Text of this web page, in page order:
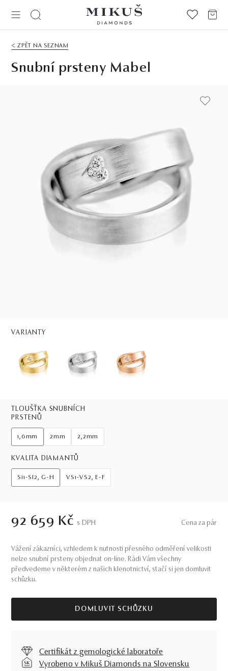
< ZPĚT NA SEZNAM
Snubní prsteny Mabel
VARIANTY
TLOUŠŤKA SNUBNÍCH
PRSTENŮ
1,6mm 2mm 2,2mm
KVALITA DIAMANTŮ
Si1-SI2, G-H VS1-VS2, E-F
92 659 Kč S DPH Cena za pár
Vážení zákazníci, vzhledem k nutnosti přesného odměření velikosti
nelze snubní prsteny objednat on-line. Rádi Vám všechny
předvedeme v některém z našich klenotnictví, stačí si jen domluvit
schůzku.
DOMLUVIT SCHŮZKU
Certifikát z gemologické laboratoře
Vyrobeno v Mikuš Diamonds na Slovensku